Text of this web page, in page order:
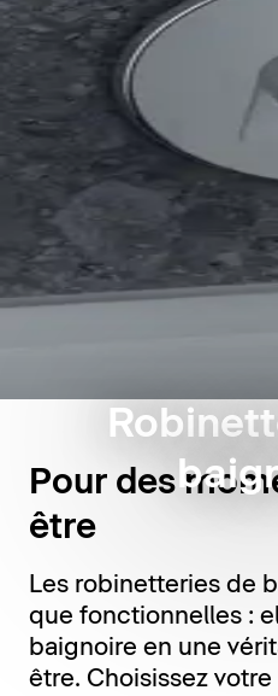
Pour des
être
Les robinetteries de
que fonctionnelles :
baignoire en une
être. Choisissez